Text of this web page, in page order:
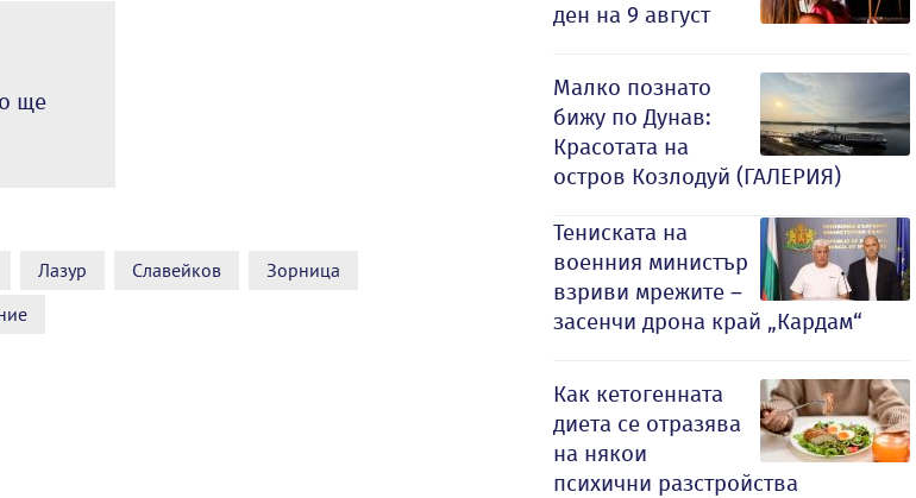
ще
Лазур Славейков
Зорница
ден на 9 август
Малко познато
бижу по Дунав:
Красотата на
остров Козлодуй (ГАЛЕРИЯ)
Тениската на
военния министър
взриви мрежите –
засенчи дрона край „Кардам“
Как кетогенната
диета се отразява
на някои
психични разстройства